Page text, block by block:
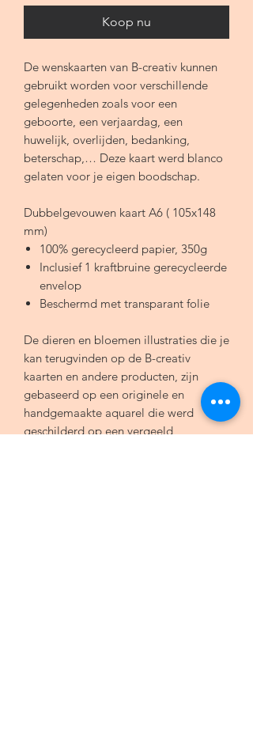
Koop nu
De wenskaarten van B-creativ kunnen
gebruikt worden voor verschillende
gelegenheden zoals voor een
geboorte, een verjaardag, een
huwelijk, overlijden, bedanking,
beterschap,… Deze kaart werd blanco
gelaten voor je eigen boodschap.
Dubbelgevouwen kaart A6 ( 105x148
mm)
100% gerecycleerd papier, 350g
Inclusief 1 kraftbruine gerecycleerde
envelop
Beschermd met transparant folie
De dieren en bloemen illustraties die je
kan terugvinden op de B-creativ
kaarten en andere producten, zijn
gebaseerd op een originele en
handgemaakte aquarel die werd
geschilderd op een vergeeld